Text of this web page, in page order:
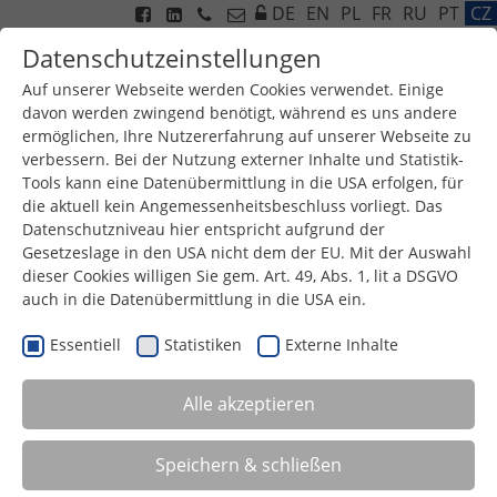
DE EN PL FR RU PT CZ
Menu
CÍL
Datenschutzeinstellungen
Auf unserer Webseite werden Cookies verwendet. Einige
davon werden zwingend benötigt, während es uns andere
ermöglichen, Ihre Nutzererfahrung auf unserer Webseite zu
verbessern. Bei der Nutzung externer Inhalte und Statistik-
Tools kann eine Datenübermittlung in die USA erfolgen, für
die aktuell kein Angemessenheitsbeschluss vorliegt. Das
Datenschutzniveau hier entspricht aufgrund der
Gesetzeslage in den USA nicht dem der EU. Mit der Auswahl
dieser Cookies willigen Sie gem. Art. 49, Abs. 1, lit a DSGVO
auch in die Datenübermittlung in die USA ein.
Essentiell Statistiken Externe Inhalte
Alle akzeptieren
Speichern & schließen